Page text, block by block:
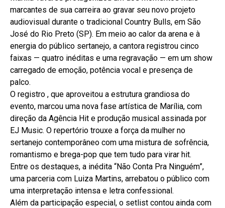
marcantes de sua carreira ao gravar seu novo projeto
audiovisual durante o tradicional Country Bulls, em São
José do Rio Preto (SP). Em meio ao calor da arena e à
energia do público sertanejo, a cantora registrou cinco
faixas — quatro inéditas e uma regravação — em um show
carregado de emoção, potência vocal e presença de
palco.
O registro , que aproveitou a estrutura grandiosa do
evento, marcou uma nova fase artística de Marília, com
direção da Agência Hit e produção musical assinada por
EJ Music. O repertório trouxe a força da mulher no
sertanejo contemporâneo com uma mistura de sofrência,
romantismo e brega-pop que tem tudo para virar hit.
Entre os destaques, a inédita “Não Conta Pra Ninguém”,
uma parceria com Luiza Martins, arrebatou o público com
uma interpretação intensa e letra confessional.
Além da participação especial, o setlist contou ainda com